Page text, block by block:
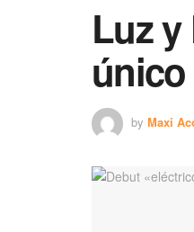
Luz
by Maxi